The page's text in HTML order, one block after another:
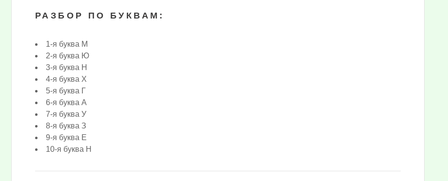
РАЗБОР ПО БУКВАМ:
1-я буква М
2-я буква Ю
3-я буква Н
4-я буква Х
5-я буква Г
6-я буква А
7-я буква У
8-я буква З
9-я буква Е
10-я буква Н